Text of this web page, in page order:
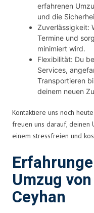
erfahrenen
und die
Zuverlässigkeit:
Termine und
minimiert wird.
Flexibilität: Du
Services,
Transportieren
deinem neuen
Kontaktiere uns noch
freuen uns darauf, deinen
einem stressfreien und
Umzug
Ceyhan